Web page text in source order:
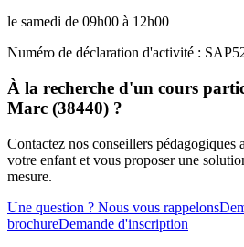
le samedi de 09h00 à 12h00
Numéro de déclaration d'activité :
À la recherche d'un cours
Marc (38440) ?
Contactez nos conseillers pédagogiques
votre enfant et vous proposer une
mesure.
Une question ? Nous vous rappelons
brochureDemande d'inscription